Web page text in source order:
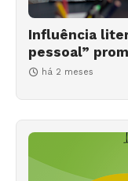
Influência
pessoal”
há 2 meses